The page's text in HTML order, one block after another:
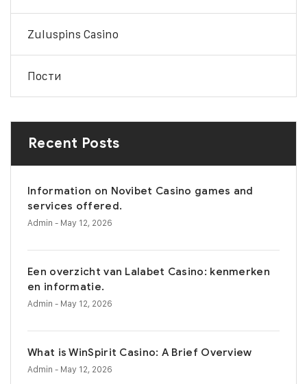
Zuluspins Casino
Пости
Recent Posts
Information on Novibet Casino games and
services offered.
Admin - May 12, 2026
Een overzicht van Lalabet Casino: kenmerken
en informatie.
Admin - May 12, 2026
What is WinSpirit Casino: A Brief Overview
Admin - May 12, 2026